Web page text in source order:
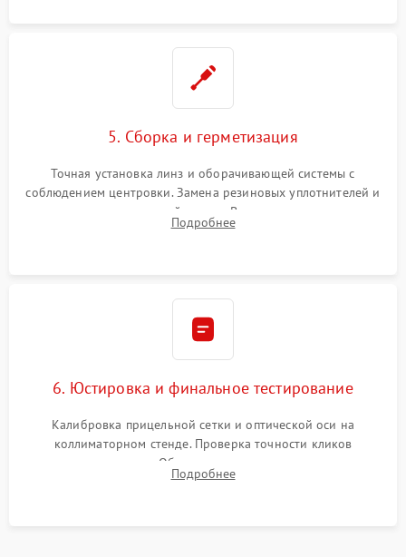
5. Сборка и герметизация
Точная установка линз и оборачивающей системы с
соблюдением центровки. Замена резиновых уплотнителей и
нанесение влагозащитной смазки. Вакуумирование корпуса
и заполнение его осушенным азотом или аргоном для
Подробнее
6. Юстировка и финальное тестирование
Калибровка прицельной сетки и оптической оси на
коллиматорном стенде. Проверка точности кликов
механизма поправок. Обязательное испытание прицела на
ударном стенде для проверки устойчивости к отдаче и
Подробнее